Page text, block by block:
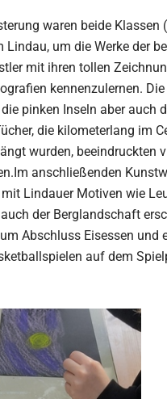
waren beide Klassen
Lindau, um die Werke der
mit ihren tollen
kennenzulernen.
pinken Inseln aber auch
die kilometerlang im
wurden, beeindruckten
anschließenden
Lindauer Motiven wie
der Berglandschaft
Abschluss Eisessen und
auf dem